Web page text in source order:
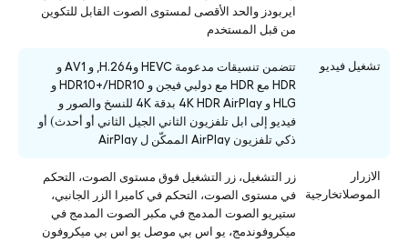
ايربودز والحد الأقصى لمستوى الصوت القابل للتكوين
من قبل المستخدم
تشغيل فيديو
تتضمن تنسيقات مدعومة HEVC وH.264, و AV1 و
HDR مع HDR مع دولبي فيجن و HDR10+/HDR10 و
HLG و 4K HDR AirPlay بدقة 4K للنسخ والصور و
فيديو إلى ابل تلفزيون الثاني الجيل الثاني أو أحدث) أو
ذكي تلفزيون AirPlay الممكّن ل AirPlay
الازرار
الموصلاتخارجية
زر التشغيل، زر التشغيل فوق مستوى الصوت، التحكم
في مستوى الصوت، التحكم في كاميرا الزر الجانبي،
ستيريو الصوت المدمج في مكبر الصوت المدمج في
ميكروفوندمج، يو اس بي موصل يو اس بي ميكروفون